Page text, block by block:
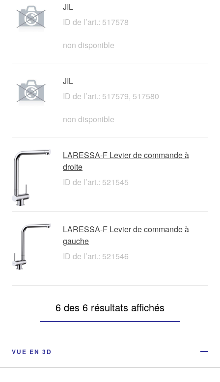
JIL
ID de l’art.: 517578
non disponible
JIL
ID de l’art.: 517579, 517580
non disponible
LARESSA-F Levier de commande à
droite
ID de l’art.: 521545
LARESSA-F Levier de commande à
gauche
ID de l’art.: 521546
6 des 6 résultats affichés
VUE EN 3D